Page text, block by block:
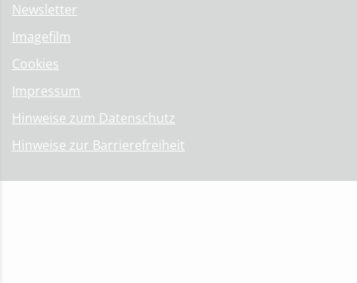
Newsletter
Imagefilm
Cookies
Impressum
Hinweise zum Datenschutz
Hinweise zur Barrierefreiheit